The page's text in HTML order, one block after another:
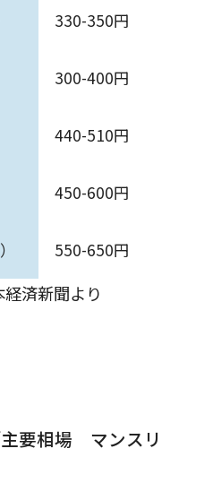
330-350円
300-400円
440-510円
450-600円
550-650円
済新聞より
要相場 マンスリ